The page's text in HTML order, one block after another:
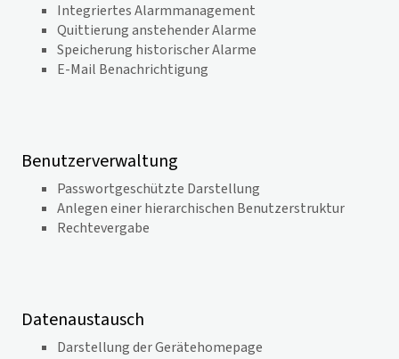
Integriertes Alarmmanagement
Quittierung anstehender Alarme
Speicherung historischer Alarme
E-Mail Benachrichtigung
Benutzerverwaltung
Passwortgeschützte Darstellung
Anlegen einer hierarchischen Benutzerstruktur
Rechtevergabe
Datenaustausch
Darstellung der Gerätehomepage